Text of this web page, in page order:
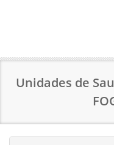
Unidades de